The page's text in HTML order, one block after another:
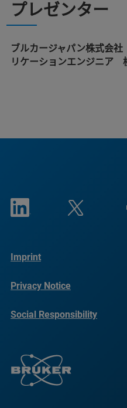
プレゼンター
ブルカージャパン株式会
リケーションエンジニア
Imprint
Privacy Notice
Social Responsibility